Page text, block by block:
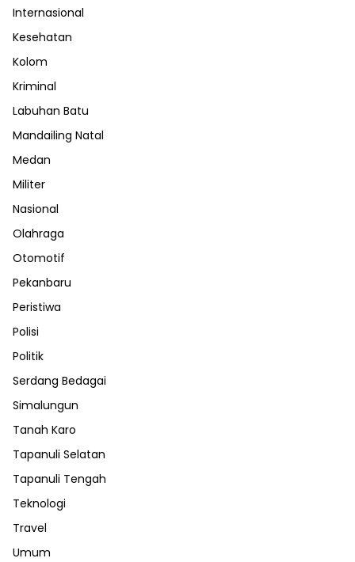
Internasional
Kesehatan
Kolom
Kriminal
Labuhan Batu
Mandailing Natal
Medan
Militer
Nasional
Olahraga
Otomotif
Pekanbaru
Peristiwa
Polisi
Politik
Serdang Bedagai
Simalungun
Tanah Karo
Tapanuli Selatan
Tapanuli Tengah
Teknologi
Travel
Umum